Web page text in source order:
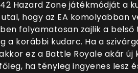
Hazard Zone játékmódját a
hogy az EA komolyabban
folyamatosan zajlik a belső
a korábbi kudarc. Ha a
ez a Battle Royale akár új
ha tényleg ingyenes lesz